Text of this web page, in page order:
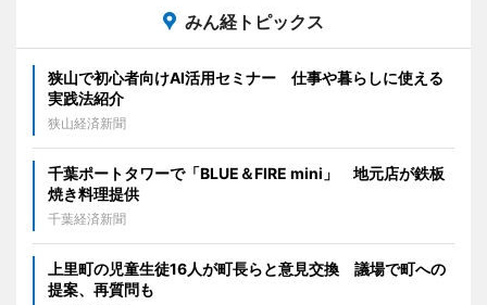
みん経トピックス
狭山で初心者向けAI活用セミナー 仕事や暮らしに使える
実践法紹介
狭山経済新聞
千葉ポートタワーで「BLUE＆FIRE mini」 地元店が鉄板
焼き料理提供
千葉経済新聞
上里町の児童生徒16人が町長らと意見交換 議場で町への
提案、再質問も